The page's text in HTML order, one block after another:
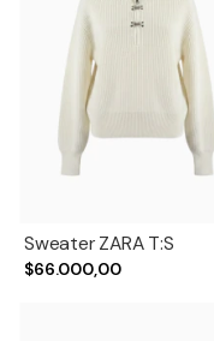
Sweater ZARA T:S
$66.000,00